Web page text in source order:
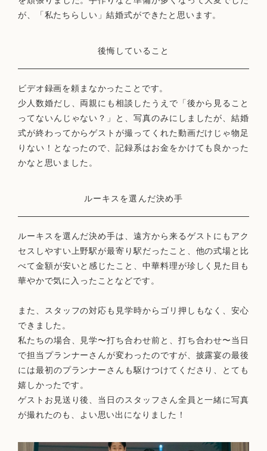
が、「私たちらしい」結婚式ができたと思います。
後悔していること
ビデオ録画を頼まなかったことです。
少人数婚だし、両親にも相談したうえで「後から見ること
ってないんじゃない？」と、写真のみにしましたが、結婚
式が終わってからゲストが撮ってくれた動画だけじゃ物足
りない！となったので、記録系はお金をかけても良かった
かなと思いました。
ルーキスを選んだ決め手
ルーキスを選んだ決め手は、遠方から来るゲストにもアク
セスしやすい上野駅が最寄り駅だったこと、他の式場と比
べて金額が安いと感じたこと、中華料理が珍しく見た目も
華やかで気に入ったことなどです。
また、スタッフの対応も見学時からゴリ押しもなく、安心
できました。
私たちの場合、見学〜打ち合わせ前と、打ち合わせ〜当日
で担当プランナーさんが変わったのですが、披露宴の最後
には最初のプランナーさんも駆けつけてくださり、とても
嬉しかったです。
ゲストお見送り後、当日のスタッフさん全員と一緒に写真
が撮れたのも、よい思い出になりました！